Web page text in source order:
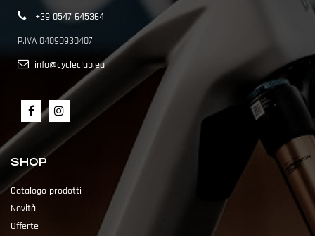
+39 0547 645364
P.IVA 04090930407
info@cycleclub.eu
SHOP
Catalogo prodotti
Novità
Offerte